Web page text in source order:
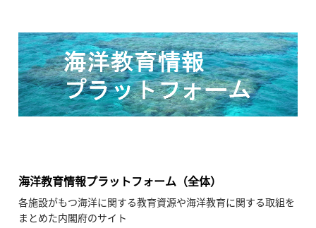
海洋教育情報プラットフォーム（全体）
各施設がもつ海洋に関する教育資源や海洋教育に関する取組を
まとめた内閣府のサイト